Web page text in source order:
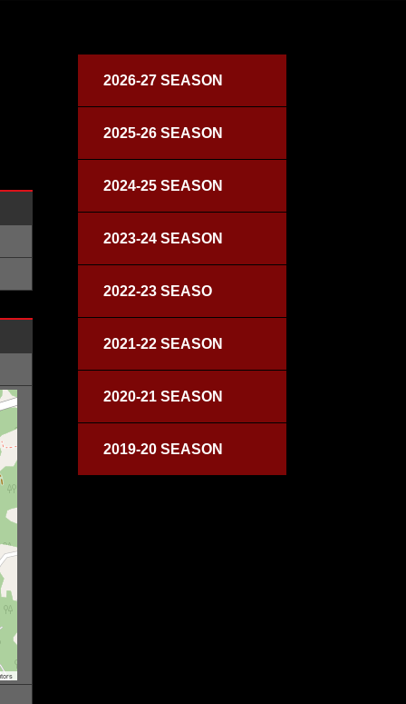
2026-27 SEASON
2025-26 SEASON
2024-25 SEASON
2023-24 SEASON
2022-23 SEASO
2021-22 SEASON
2020-21 SEASON
2019-20 SEASON